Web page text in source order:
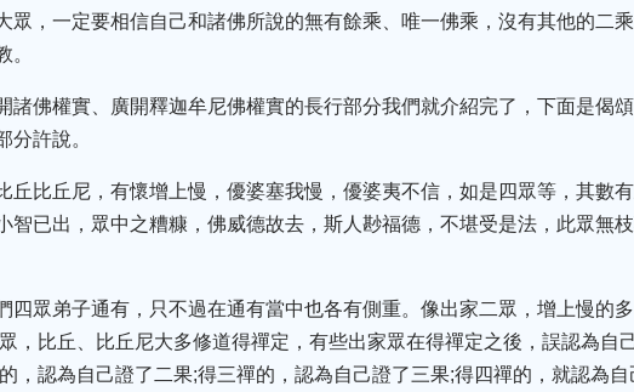
眾，一定要相信自己和諸佛所說的無有餘乘、唯一佛乘，沒有其他的二
。
諸佛權實、廣開釋迦牟尼佛權實的長行部分我們就介紹完了，下面是偈
分許說。
丘比丘尼，有懷增上慢，優婆塞我慢，優婆夷不信，如是四眾等，其數
智已出，眾中之糟糠，佛威德故去，斯人尠福德，不堪受是法，此眾無
四眾弟子通有，只不過在通有當中也各有側重。像出家二眾，增上慢的
，比丘、比丘尼大多修道得禪定，有些出家眾在得禪定之後，誤認為自
，認為自己證了二果;得三禪的，認為自己證了三果;得四禪的，就認為自